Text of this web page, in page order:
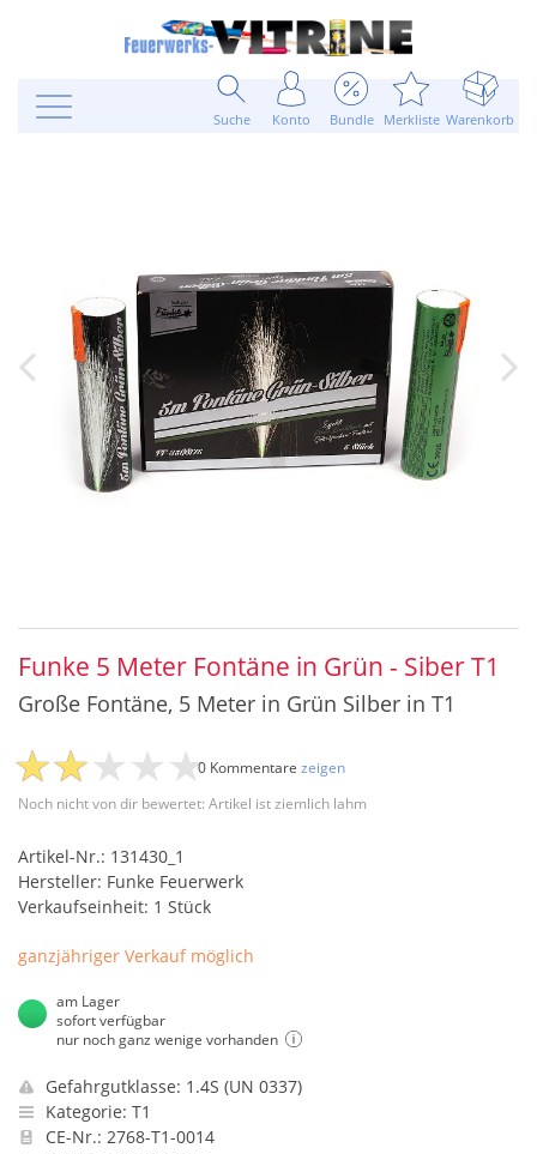
Suche Konto Bundle Merkliste Warenkorb
Funke 5 Meter Fontäne in Grün - Siber T1
Große Fontäne, 5 Meter in Grün Silber in T1
Noch nicht von dir bewertet: Artikel ist ziemlich lahm
0 Kommentare zeigen
Artikel-Nr.: 131430_1
Hersteller: Funke Feuerwerk
Verkaufseinheit: 1 Stück
ganzjähriger Verkauf möglich
am Lager
sofort verfügbar
nur noch ganz wenige vorhanden
Gefahrgutklasse: 1.4S (UN 0337)
Kategorie: T1
CE-Nr.: 2768-T1-0014